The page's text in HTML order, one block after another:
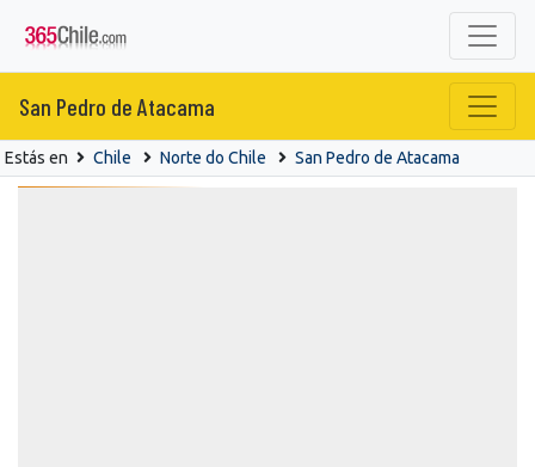
San Pedro de Atacama
Estás en Chile Norte do Chile San Pedro de Atacama